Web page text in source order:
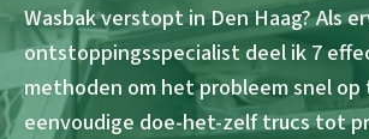
Wasbak verstopt in Den Haag? Als
ontstoppingsspecialist deel ik 7
methoden om het probleem snel op
eenvoudige doe-het-zelf trucs tot